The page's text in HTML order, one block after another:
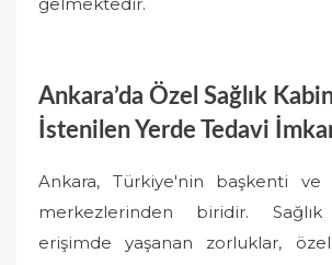
Ankara’da Özel Sağlık
İstenilen Yerde Tedavi
Ankara, Türkiye'nin başkenti ve
merkezlerinden biridir.
erişimde yaşanan zorluklar,